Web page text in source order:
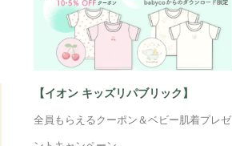
【イオン キッズリパブリック】
全員もらえるクーポン＆ベビー肌着プレゼ